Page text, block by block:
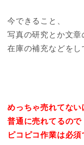
今できること、
写真の研究とか文章
在庫の補充などをし
めっちゃ売れてない
普通に売れてるので
ピコピコ作業は必須